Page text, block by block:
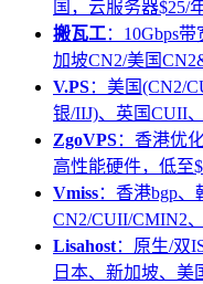
国，云服务器$25/
搬瓦工：10Gbps
加坡CN2/美国
V.PS：美国(CN2/
银/IIJ)、英国CUII
ZgoVPS：香港优
高性能硬件，低至
Vmiss：香港bgp、
CN2/CUII/CMIN2
Lisahost：原生/双
日本、新加坡、美